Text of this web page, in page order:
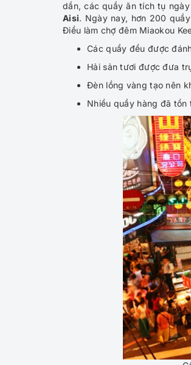
dần, các quầy ăn tích tụ
Aisi. Ngày nay, hơn 200
Điều làm chợ đêm Miaokou
Các quầy đều được
Hải sản tươi được đưa
Đèn lồng vàng tạo nên
Nhiều quầy hàng đã